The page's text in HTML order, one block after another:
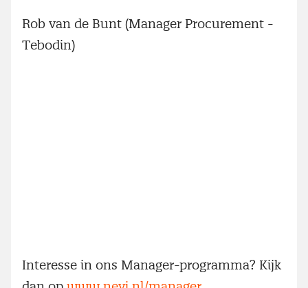
Rob van de Bunt (Manager Procurement -
Tebodin)
Interesse in ons Manager-programma? Kijk